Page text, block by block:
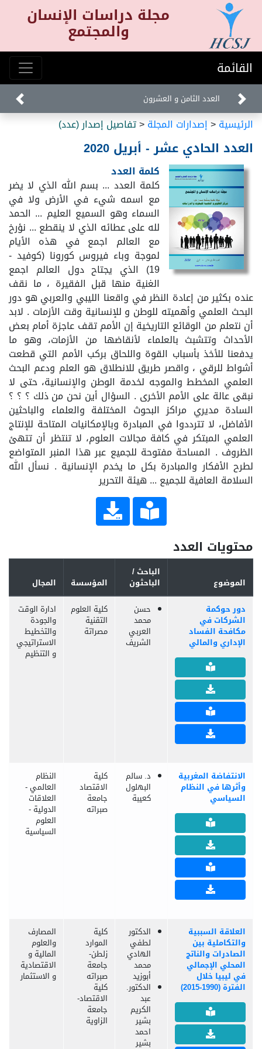
مجلة دراسات الإنسان
والمجتمع
القائمة
العدد الثامن و العشرون
الرئيسية<إصدارات المجلة<تفاصيل إصدار (عدد)
العدد الحادي عشر - أبريل 2020
كلمة العدد
كلمة العدد ... بسم الله الذي لا يضر
مع اسمه شيء في الأرض ولا في
السماء وهو السميع العليم ... الحمد
لله على عطائه الذي لا ينقطع ... نؤرخ
مع العالم اجمع في هذه الأيام
لموجة وباء فيروس كورونا (كوفيد -
19) الذي يجتاح دول العالم اجمع
الغنية منها قبل الفقيرة ، ما نقف
عنده بكثير من إعادة النظر في واقعنا الليبي والعربي هو دور
البحث العلمي وأهميته للوطن و للإنسانية وقت الأزمات . لابد
أن نتعلم من الوقائع التاريخية إن الأمم تقف عاجزة أمام بعض
الأحداث وتتشبث بالعلماء لأنقاضها من الأزمات، وهو ما
يدفعنا للأخذ بأسباب القوة واللحاق بركب الأمم التي قطعت
أشواط للرقي ، واقصر طريق للانطلاق هو العلم ودعم البحث
العلمي المخطط والموجه لخدمة الوطن والإنسانية، حتى لا
نبقى عالة على الأمم الأخرى . السؤال أين نحن من ذلك ؟ ؟ ؟
السادة مديري مراكز البحوث المختلفة والعلماء والباحثين
الأفاضل، لا تترددوا في المبادرة وبالإمكانيات المتاحة للإنتاج
العلمي المبتكر في كافة مجالات العلوم، لا تنتظر أن تتهئ
الظروف . المساحة مفتوحة للجميع عبر هذا المنبر المتواضع
لطرح الأفكار والمبادرة بكل ما يخدم الإنسانية . نسأل الله
السلامة العافية للجميع ... هيئة التحرير
محتويات العدد
الموضوع
الباحث /
الباحثون المؤسسة
المجال
دور حوكمة
الشركات في
مكافحة الفساد
الإداري والمالي
حسن
محمد
العربي
الشريف
كلية العلوم
التقنية
مصراتة
ادارة الوقت
والجودة
والتخطيط
الاستراتيجي
و التنظيم
الانتفاضة المغربية
وأثرها في النظام
السياسي
د. سالم
البهلول
كعيبة
كلية
الاقتصاد
جامعة
صبراته
النظام
العالمي -
العلاقات
الدولية -
العلوم
السياسية
العلاقة السببية
والتكاملية بين
الصادرات والناتج
المحلي الإجمالي
في ليبيا خلال
الفترة (1990-2015)
الدكتور
لطفي
الهادي
محمد
أبوزيد
الدكتور.
عبد
الكريم
بشير
احمد
بشير
كلية
الموارد
زلطن-
جامعة
صبراته
كلية
الاقتصاد-
جامعة
الزاوية
المصارف
والعلوم
المالية و
الاقتصادية
و الاستثمار